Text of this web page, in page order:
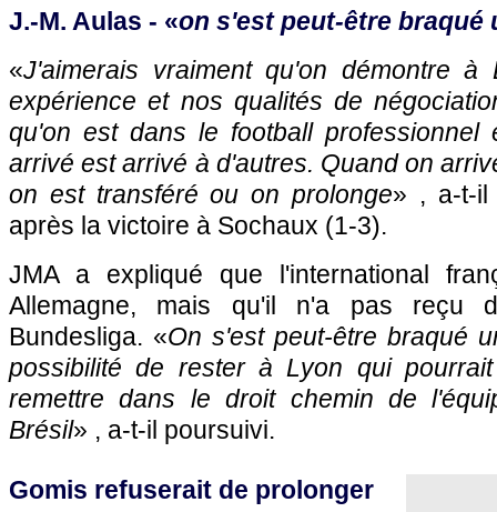
J.-M. Aulas - «on s'est peut-être braqué
«J'aimerais vraiment qu'on démontre
expérience et nos qualités de
qu'on est dans le football
arrivé est arrivé à d'autres. Quand on
on est transféré ou on prolonge» , a-t-il
après la victoire à Sochaux (1-3).
JMA a expliqué que l'international
Allemagne, mais qu'il n'a pas reçu
Bundesliga. «On s'est peut-être braqué
possibilité de rester à Lyon qui
remettre dans le droit chemin de
Brésil» , a-t-il poursuivi.
Gomis refuserait de prolonger